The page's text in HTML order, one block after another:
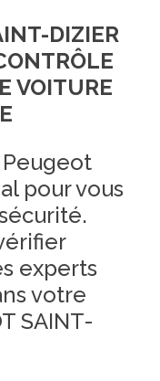
DIZIER
VOITURE
pour vous
experts
votre
SAINT-